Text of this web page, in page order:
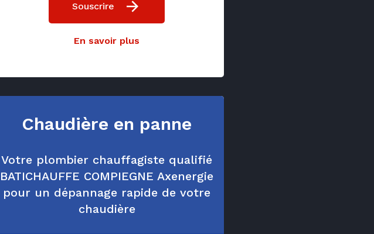
Souscrire
En savoir plus
Chaudière en panne
Votre plombier chauffagiste qualifié
BATICHAUFFE COMPIEGNE Axenergie
pour un dépannage rapide de votre
chaudière